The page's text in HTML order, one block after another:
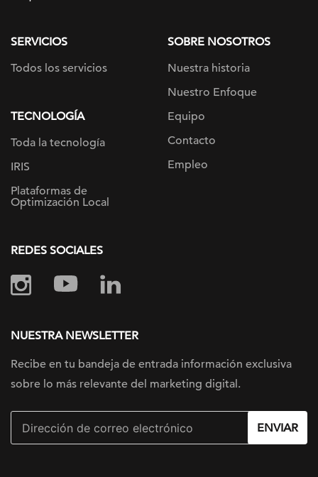
SERVICIOS
Todos los servicios
TECNOLOGÍA
Toda la tecnología
IRIS
Plataformas de
Optimización Local
SOBRE NOSOTROS
Nuestra historia
Nuestro Enfoque
Equipo
Contacto
Empleo
REDES SOCIALES
NUESTRA NEWSLETTER
Recibe en tu bandeja de entrada información exclusiva
sobre lo más relevante del marketing digital.
ENVIAR